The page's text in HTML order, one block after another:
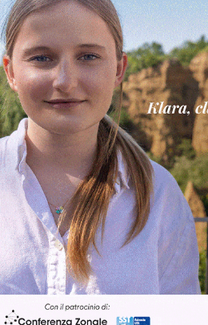
Figline Incisa Valdarno 1 Agosto
Piscina di Figline finanziata
Pnrr, il gruppo di Fratelli
ringraziamento al Governo”
Cronaca 3 Agosto 2026
Scomparso da una
Fiorentino l’uomo che
Levane nel 2020
Cronaca 4 Agosto 2026
Un anno fa la strage in A1
Gianni, Giulia e Franco.
processo, lo stop ai